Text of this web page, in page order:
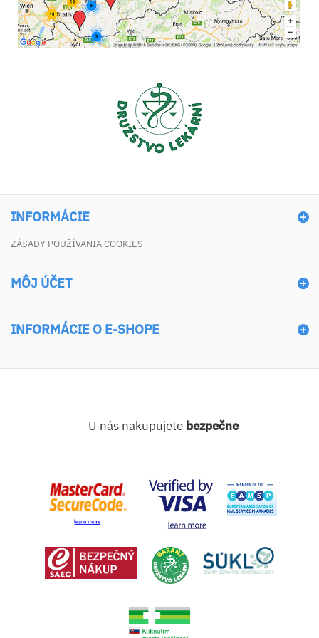
INFORMÁCIE
ZÁSADY POUŽÍVANIA COOKIES
MÔJ ÚČET
INFORMÁCIE O E-SHOPE
U nás nakupujete bezpečne